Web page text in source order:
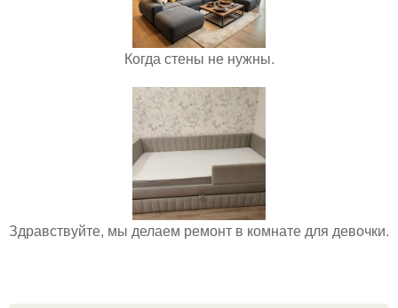
Когда стены не нужны.
Здравствуйте, мы делаем ремонт в комнате для девочки.